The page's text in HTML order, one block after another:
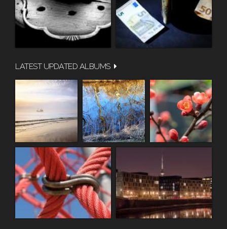
LATEST UPDATED ALBUMS